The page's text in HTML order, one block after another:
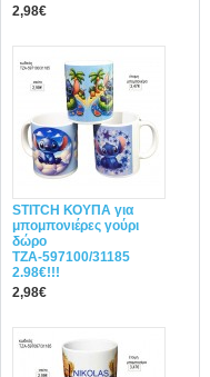
2,98€
STITCH ΚΟΥΠΑ για
μπομπονιέρες γούρι
δώρο
ΤΖΑ-597100/31185
2.98€!!!
2,98€